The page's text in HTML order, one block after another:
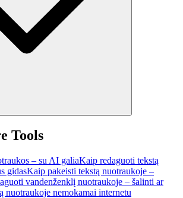
Tools
– su AI galiaKaip redaguoti tekstą
gidasKaip pakeisti tekstą nuotraukoje –
vandenženklį nuotraukoje – šalinti ar
nuotraukoje nemokamai internetu